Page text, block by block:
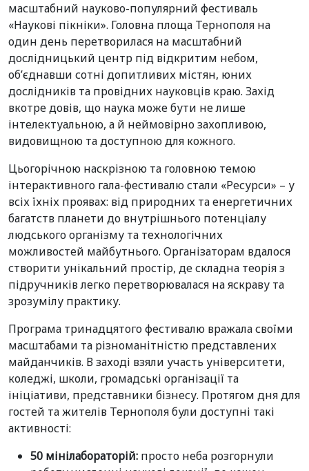
масштабний науково-популярний фестиваль
«Наукові пікніки». Головна площа Тернополя на
один день перетворилася на масштабний
дослідницький центр під відкритим небом,
об’єднавши сотні допитливих містян, юних
дослідників та провідних науковців краю. Захід
вкотре довів, що наука може бути не лише
інтелектуальною, а й неймовірно захопливою,
видовищною та доступною для кожного.
Цьогорічною наскрізною та головною темою
інтерактивного гала-фестивалю стали «Ресурси» – у
всіх їхніх проявах: від природних та енергетичних
багатств планети до внутрішнього потенціалу
людського організму та технологічних
можливостей майбутнього. Організаторам вдалося
створити унікальний простір, де складна теорія з
підручників легко перетворювалася на яскраву та
зрозумілу практику.
Програма тринадцятого фестивалю вражала своїми
масштабами та різноманітністю представлених
майданчиків. В заході взяли участь університети,
коледжі, школи, громадські організації та
ініціативи, представники бізнесу. Протягом дня для
гостей та жителів Тернополя були доступні такі
активності:
50 мінілабораторій: просто неба розгорнули